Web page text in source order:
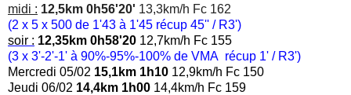
midi : 12,5km 0h56'20' 13,3km/h Fc 162
(2 x 5 x 500 de 1'43 à 1'45 récup 45'' / R3')
soir : 12,35km 0h58'20 12,7km/h Fc 155
(3 x 3'-2'-1' à 90%-95%-100% de VMA récup 1' / R3')
Mercredi 05/02 15,1km 1h10 12,9km/h Fc 150
Jeudi 06/02 14,4km 1h00 14,4km/h Fc 159